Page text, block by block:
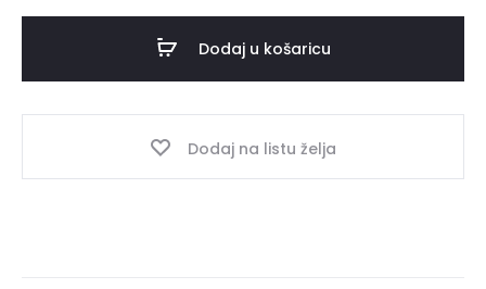
Dodaj u košaricu
Dodaj na listu želja